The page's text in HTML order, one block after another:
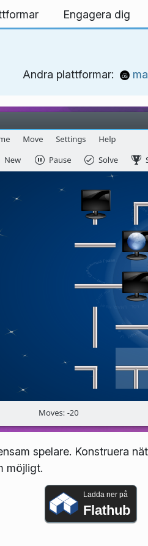
Engagera dig
Andra plattformar:
spelare. Konstruera
möjligt.
Ladda ner på
Flathub